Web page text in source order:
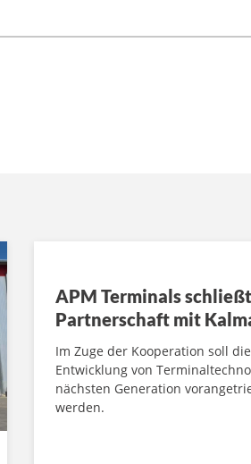
APM Terminals schließt
Partnerschaft mit
Im Zuge der Kooperation soll die
Entwicklung von
nächsten Generation
werden.